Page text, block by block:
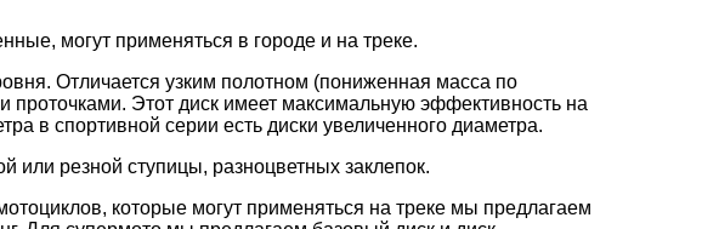
могут применяться в городе и на треке.
Отличается узким полотном (пониженная масса по
Этот диск имеет максимальную эффективность на
в спортивной серии есть диски увеличенного диаметра.
резной ступицы, разноцветных заклепок.
которые могут применяться на треке мы предлагаем